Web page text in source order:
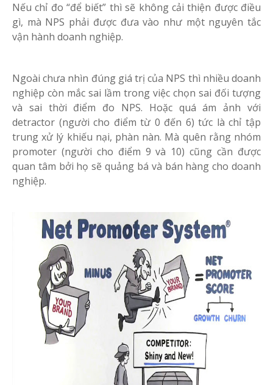
Nếu chỉ đo “để biết” thì sẽ không cải thiện được điều
gì, mà NPS phải được đưa vào như một nguyên tắc
vận hành doanh nghiệp.
Ngoài chưa nhìn đúng giá trị của NPS thì nhiều doanh
nghiệp còn mắc sai lầm trong việc chọn sai đối tượng
và sai thời điểm đo NPS. Hoặc quá ám ảnh với
detractor (người cho điểm từ 0 đến 6) tức là chỉ tập
trung xử lý khiếu nại, phàn nàn. Mà quên rằng nhóm
promoter (người cho điểm 9 và 10) cũng cần được
quan tâm bởi họ sẽ quảng bá và bán hàng cho doanh
nghiệp.